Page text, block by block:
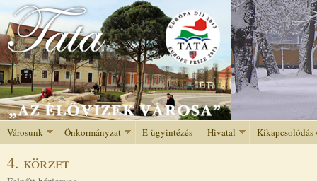
Jump to navigation
Városunk Önkormányzat E-ügyintézés Hivatal Kikapcsolódás
4. körzet